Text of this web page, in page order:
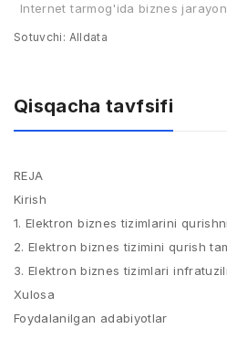
Internet tarmog'ida biznes
Sotuvchi: Alldata
Qisqacha tavfsifi
REJA
Kirish
1. Elektron biznes tizimlarini
2. Elektron biznes tizimini qurish
3. Elektron biznes tizimlari
Xulosa
Foydalanilgan adabiyotlar